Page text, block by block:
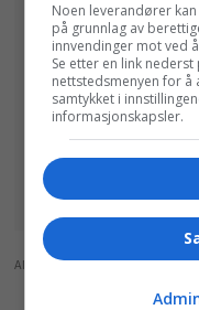
ANNONSE
Noen leverandører
på grunnlag av
innvendinger mot ved
Se etter en link
nettstedsmenyen for å
samtykket i
informasjonskapsler.